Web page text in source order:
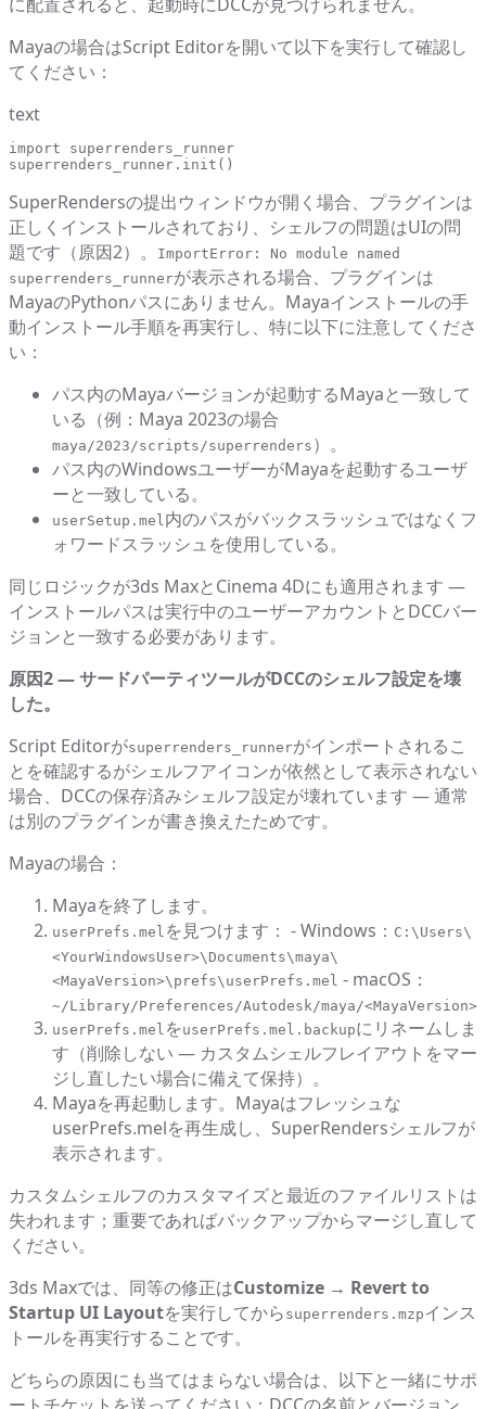
Mayaの場合はScript Editorを開いて以下を実行して確認し
てください：
text
import superrenders_runner
superrenders_runner.init()
SuperRendersの提出ウィンドウが開く場合、プラグインは
正しくインストールされており、シェルフの問題はUIの問
題です（原因2）。
ImportError: No module named
superrenders_runnerが表示される場合、プラグインは
MayaのPythonパスにありません。 Mayaインストールの手
動インストール手順を再実行し、特に以下に注意してくださ
い：
パス内のMayaバージョンが起動するMayaと一致して
いる（例：Maya 2023の場合
maya/2023/scripts/superrenders ）。
パス内のWindowsユーザーがMayaを起動するユーザ
ーと一致している。
userSetup.mel 内のパスがバックスラッシュではなくフ
ォワードスラッシュを使用している。
同じロジックが3ds MaxとCinema 4Dにも適用されます —
インストールパスは実行中のユーザーアカウントとDCCバー
ジョンと一致する必要があります。
原因2 — サードパーティツールがDCCのシェルフ設定を壊
した。
Script Editorがsuperrenders_runnerがインポートされるこ
とを確認するがシェルフアイコンが依然として表示されない
場合、DCCの保存済みシェルフ設定が壊れています — 通常
は別のプラグインが書き換えたためです。
Mayaの場合：
Mayaを終了します。
userPrefs.mel を見つけます： - Windows： C:\Users\
<YourWindowsUser>\Documents\maya\
<MayaVersion>\prefs\userPrefs.mel - macOS：
~/Library/Preferences/Autodesk/maya/
userPrefs.mel を userPrefs.mel.backupにリネームしま
す（削除しない — カスタムシェルフレイアウトをマー
ジし直したい場合に備えて保持）。
Mayaを再起動します。Mayaはフレッシュな
userPrefs.melを再生成し、SuperRendersシェルフが
表示されます。
カスタムシェルフのカスタマイズと最近のファイルリストは
失われます；重要であればバックアップからマージし直して
ください。
3ds Maxでは、同等の修正はCustomize → Revert to
Startup UI Layoutを実行してから superrenders.mzpインス
トールを再実行することです。
どちらの原因にも当てはまらない場合は、以下と一緒にサポ